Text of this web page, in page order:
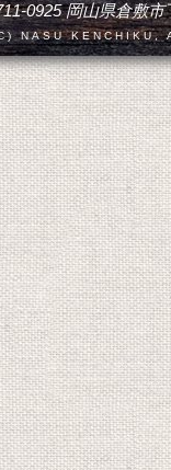
0925 岡山県倉敷市
NASU